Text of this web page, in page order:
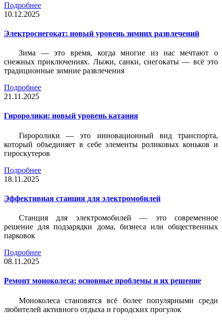
Подробнее
10.12.2025
Электроснегокат: новый уровень зимних развлечений
Зима — это время, когда многие из нас мечтают о
снежных приключениях. Лыжи, санки, снегокаты — всё это
традиционные зимние развлечения
Подробнее
21.11.2025
Гироролики: новый уровень катания
Гироролики — это инновационный вид транспорта,
который объединяет в себе элементы роликовых коньков и
гироскутеров
Подробнее
18.11.2025
Эффективная станция для электромобилей
Станция для электромобилей — это современное
решение для подзарядки дома, бизнеса или общественных
парковок
Подробнее
08.11.2025
Ремонт моноколеса: основные проблемы и их решение
Моноколеса становятся всё более популярными среди
любителей активного отдыха и городских прогулок